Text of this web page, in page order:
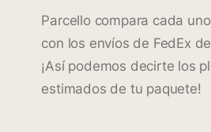
Parcello compara cada
con los envíos de FedEx
¡Así podemos decirte los
estimados de tu paquete!